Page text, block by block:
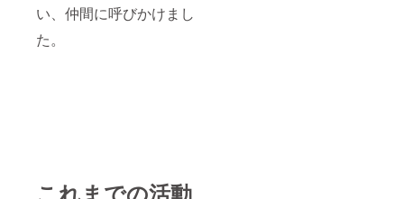
い、仲間に呼びかけまし
た。
これまでの活動